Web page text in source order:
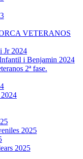
VETERANOS
Jr 2024
i Benjamin 2024
2ª fase.
2025
2025